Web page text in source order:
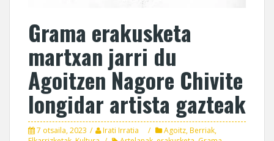
Grama erakusketa
martxan jarri du
Agoitzen Nagore Chivite
longidar artista gazteak
7 otsaila, 2023 Irati Irratia Agoitz,Berriak,